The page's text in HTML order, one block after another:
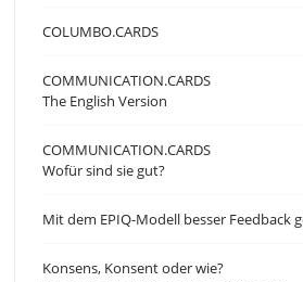
COLUMBO.CARDS
COMMUNICATION.CARDS
The English Version
COMMUNICATION.CARDS
Wofür sind sie gut?
Mit dem EPIQ-Modell besser Feedback
Konsens, Konsent oder wie?